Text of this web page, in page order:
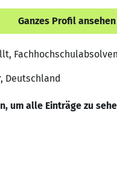
Ganzes Profil ansehen
, Deutschland
um alle Einträge zu